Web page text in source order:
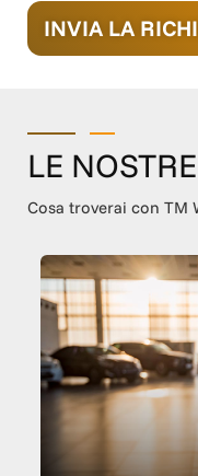
INVIA LA
LE
Cosa troverai con TM